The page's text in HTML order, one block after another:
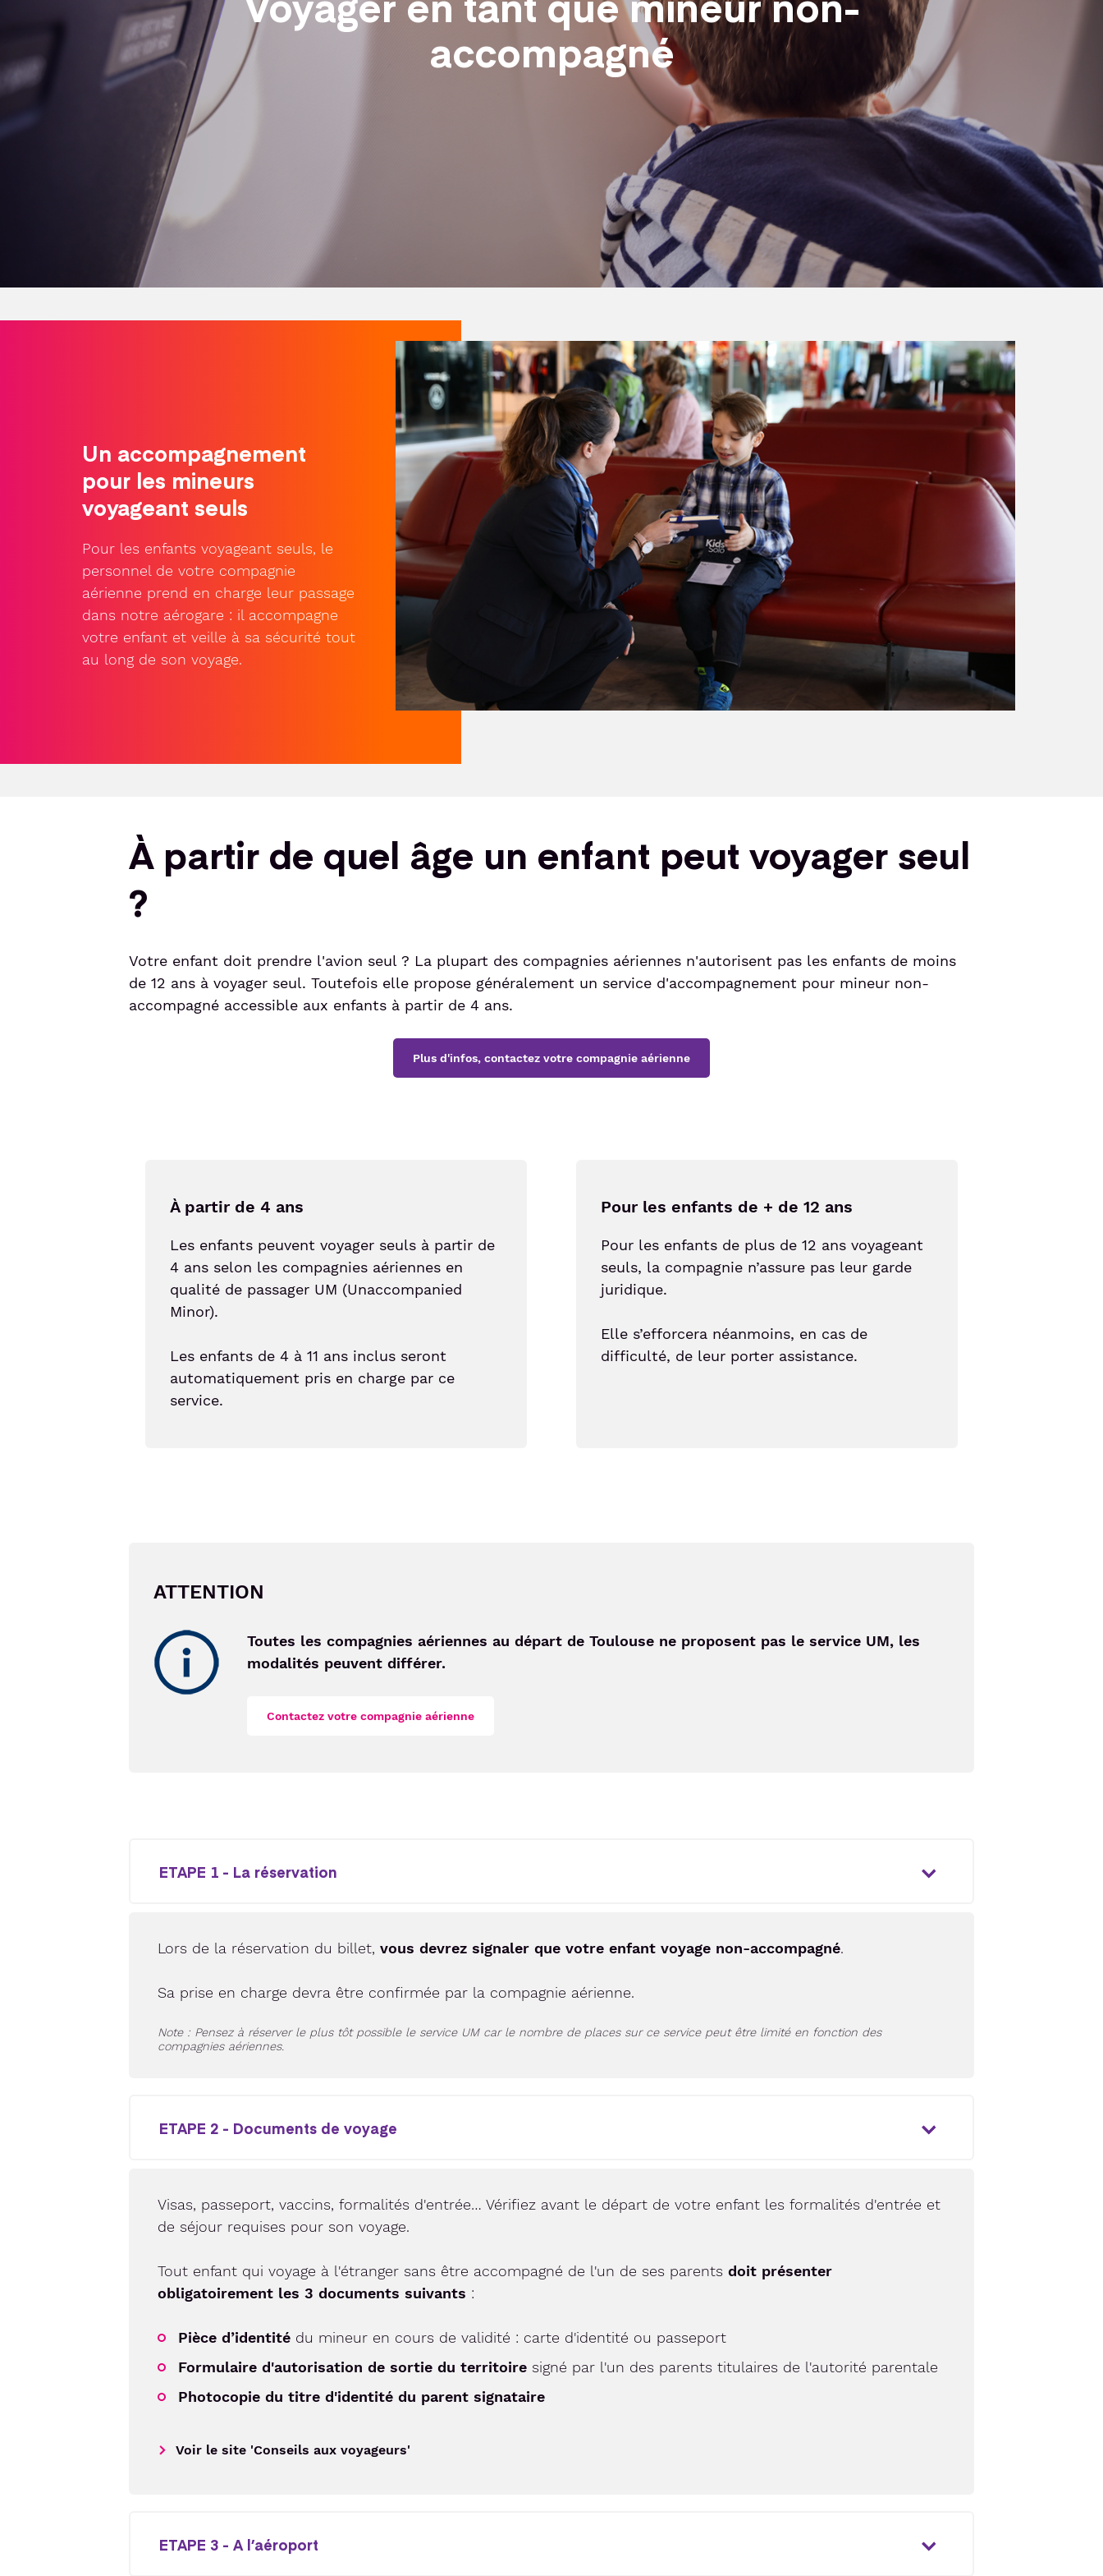
accompagné
Un accompagnement
pour les mineurs
voyageant seuls
Pour les enfants voyageant seuls, le
personnel de votre compagnie
aérienne prend en charge leur passage
dans notre aérogare : il accompagne
votre enfant et veille à sa sécurité tout
au long de son voyage.
À partir de quel âge un enfant peut voyager seul
?
Votre enfant doit prendre l'avion seul ? La plupart des compagnies aériennes n'autorisent pas les enfants de moins
de 12 ans à voyager seul. Toutefois elle propose généralement un service d'accompagnement pour mineur non-
accompagné accessible aux enfants à partir de 4 ans.
Plus d'infos, contactez votre compagnie aérienne
À partir de 4 ans
Les enfants peuvent voyager seuls à partir de
4 ans selon les compagnies aériennes en
qualité de passager UM (Unaccompanied
Minor).
Les enfants de 4 à 11 ans inclus seront
automatiquement pris en charge par ce
service.
Pour les enfants de + de 12 ans
Pour les enfants de plus de 12 ans voyageant
seuls, la compagnie n’assure pas leur garde
juridique.
Elle s’efforcera néanmoins, en cas de
difficulté, de leur porter assistance.
ATTENTION
Image
Toutes les compagnies aériennes au départ de Toulouse ne proposent pas le service UM, les
modalités peuvent différer.
Contactez votre compagnie aérienne
ETAPE 1 - La réservation
Lors de la réservation du billet, vous devrez signaler que votre enfant voyage non-accompagné.
Sa prise en charge devra être confirmée par la compagnie aérienne.
Note : Pensez à réserver le plus tôt possible le service UM car le nombre de places sur ce service peut être limité en fonction des
compagnies aériennes.
ETAPE 2 - Documents de voyage
Visas, passeport, vaccins, formalités d'entrée… Vérifiez avant le départ de votre enfant les formalités d'entrée et
de séjour requises pour son voyage.
Tout enfant qui voyage à l'étranger sans être accompagné de l'un de ses parents doit présenter
obligatoirement les 3 documents suivants :
Pièce d’identité du mineur en cours de validité : carte d'identité ou passeport
Formulaire d'autorisation de sortie du territoire signé par l'un des parents titulaires de l'autorité parentale
Photocopie du titre d'identité du parent signataire
Voir le site 'Conseils aux voyageurs'
ETAPE 3 - A l’aéroport